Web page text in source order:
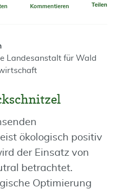
Kommentieren Teilen
Landesanstalt für Wald
ökologisch positiv
der Einsatz von
betrachtet.
Optimierung